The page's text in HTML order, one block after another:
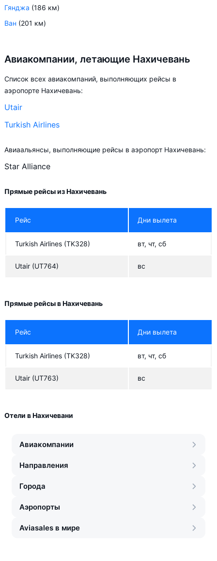
Гянджа (186 км)
Ван (201 км)
Авиакомпании, летающие Нахичевань
Список всех авиакомпаний, выполняющих рейсы в
аэропорте Нахичевань:
Utair
Turkish Airlines
Авиаальянсы, выполняющие рейсы в аэропорт Нахичевань:
Star Alliance
Прямые рейсы из Нахичевань
Рейс Дни вылета
Turkish Airlines (TK328) вт, чт, сб
Utair (UT764) вс
Прямые рейсы в Нахичевань
Рейс Дни вылета
Turkish Airlines (TK328) вт, чт, сб
Utair (UT763) вс
Отели в Нахичевани
Авиакомпании
Направления
Города
Аэропорты
Aviasales в мире